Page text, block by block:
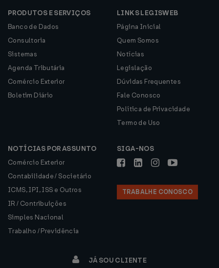
PRODUTOS E SERVIÇOS
Banco de Dados
Consultoria
Sistemas
Agenda Tributária
Comércio Exterior
Boletim Diário
LINKS LEGISWEB
Página Inicial
Quem Somos
Notícias
Legislação
Dúvidas Frequentes
Fale Conosco
Política de Privacidade
Termo de Uso
NOTÍCIAS POR ASSUNTO
Comércio Exterior
Contabilidade / Societário
ICMS, IPI, ISS e Outros
IR / Contribuições
Simples Nacional
Trabalho / Previdência
SIGA-NOS
TRABALHE CONOSCO
JÁ SOU CLIENTE